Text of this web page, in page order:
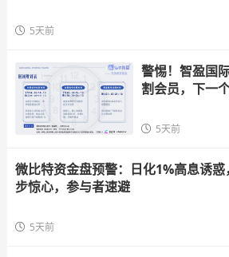
5天前
警惕！智盈国
割会员，下一
5天前
微比特资金盘预警：日化1%高息诱
步惊心，参与者速避
5天前